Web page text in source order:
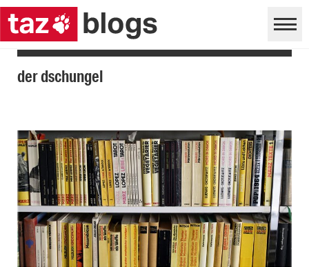
der dschungel